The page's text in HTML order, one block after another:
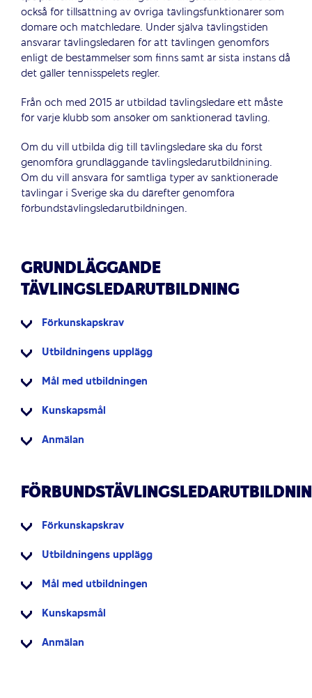
också för tillsättning av övriga tävlingsfunktionärer som
domare och matchledare. Under själva tävlingstiden
ansvarar tävlingsledaren för att tävlingen genomförs
enligt de bestämmelser som finns samt är sista instans då
det gäller tennisspelets regler.
Från och med 2015 är utbildad tävlingsledare ett måste
för varje klubb som ansöker om sanktionerad tävling.
Om du vill utbilda dig till tävlingsledare ska du först
genomföra grundläggande tävlingsledarutbildnining.
Om du vill ansvara för samtliga typer av sanktionerade
tävlingar i Sverige ska du därefter genomföra
förbundstävlingsledarutbildningen.
GRUNDLÄGGANDE
TÄVLINGSLEDARUTBILDNING
Förkunskapskrav
Utbildningens upplägg
Mål med utbildningen
Kunskapsmål
Anmälan
Förkunskapskrav
Utbildningens upplägg
Mål med utbildningen
Kunskapsmål
Anmälan